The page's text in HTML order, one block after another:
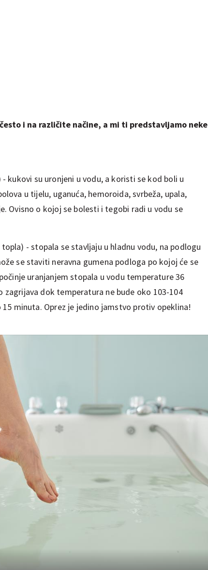
i na različite načine, a mi ti predstavljamo neke
- kukovi su uronjeni u vodu, a koristi se kod boli u
u tijelu, uganuća, hemoroida, svrbeža, upala,
Ovisno o kojoj se bolesti i tegobi radi u vodu se
topla) - stopala se stavljaju u hladnu vodu, na podlogu
se staviti neravna gumena podloga po kojoj će se
uranjanjem stopala u vodu temperature 36
zagrijava dok temperatura ne bude oko 103-104
minuta. Oprez je jedino jamstvo protiv opeklina!